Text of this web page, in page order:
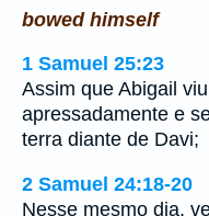
bowed himself
1 Samuel 25:23
Assim que Abigail
apressadamente e
terra diante de Davi;
2 Samuel 24:18-20
Nesse mesmo dia,